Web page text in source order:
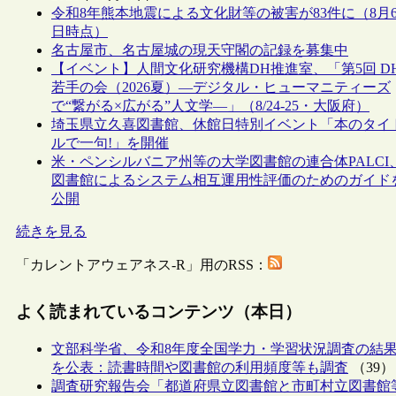
令和8年熊本地震による文化財等の被害が83件に（8月
日時点）
名古屋市、名古屋城の現天守閣の記録を募集中
【イベント】人間文化研究機構DH推進室、「第5回
若手の会（2026夏）―デジタル・ヒューマニティーズ
で“繋がる×広がる”人文学―」（8/24-25・大阪府）
埼玉県立久喜図書館、休館日特別イベント「本のタイ
ルで一句!」を開催
米・ペンシルバニア州等の大学図書館の連合体PALCI、
図書館によるシステム相互運用性評価のためのガイド
公開
続きを見る
「カレントアウェアネス-R」用のRSS：
よく読まれているコンテンツ（本日）
文部科学省、令和8年度全国学力・学習状況調査の結
を公表：読書時間や図書館の利用頻度等も調査 （39）
調査研究報告会「都道府県立図書館と市町村立図書館